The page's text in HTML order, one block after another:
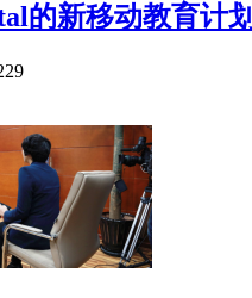
的新移动教育计划